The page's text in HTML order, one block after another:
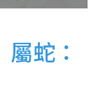
蛇：